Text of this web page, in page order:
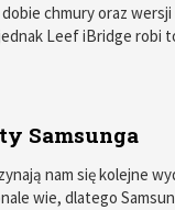
chmury oraz wersji
Leef iBridge robi
Samsunga
nam się kolejne
wie, dlatego